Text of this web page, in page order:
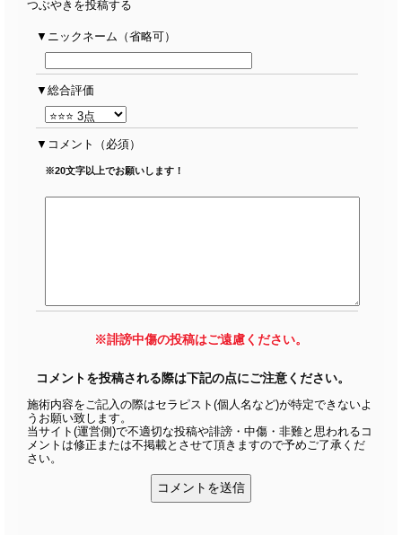
つぶやきを投稿する
ニックネーム（省略可）
総合評価
コメント （必須）
※20文字以上でお願いします！
※誹謗中傷の投稿はご遠慮ください。
コメントを投稿される際は下記の点にご注意ください。
施術内容をご記入の際はセラピスト(個人名など)が特定できないよ
うお願い致します。
当サイト(運営側)で不適切な投稿や誹謗・中傷・非難と思われるコ
メントは修正または不掲載とさせて頂きますので予めご了承くだ
さい。